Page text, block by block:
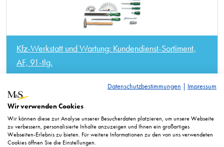
Kfz-Werkstatt und Wartung: Kundendienst-Sortiment,
AF, 91-tlg.
Datenschutzbestimmungen | Impressum
Wir verwenden Cookies
Wir können diese zur Analyse unserer Besucherdaten platzieren, um unsere Webseite
zu verbessern, personalisierte Inhalte anzuzeigen und Ihnen ein großartiges
Webseiten-Erlebnis zu bieten. Für weitere Informationen zu den von uns verwendeten
Cookies öffnen Sie die Einstellungen.